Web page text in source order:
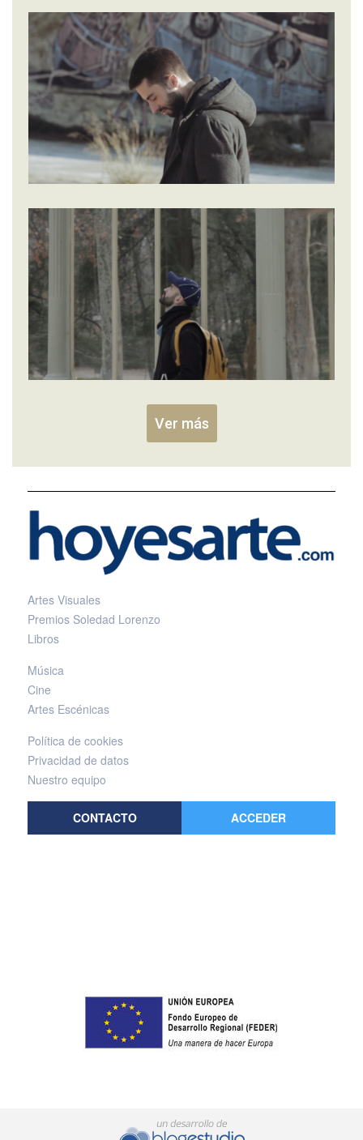
Ver más
Artes Visuales
Premios Soledad Lorenzo
Libros
Música
Cine
Artes Escénicas
Política de cookies
Privacidad de datos
Nuestro equipo
CONTACTO ACCEDER